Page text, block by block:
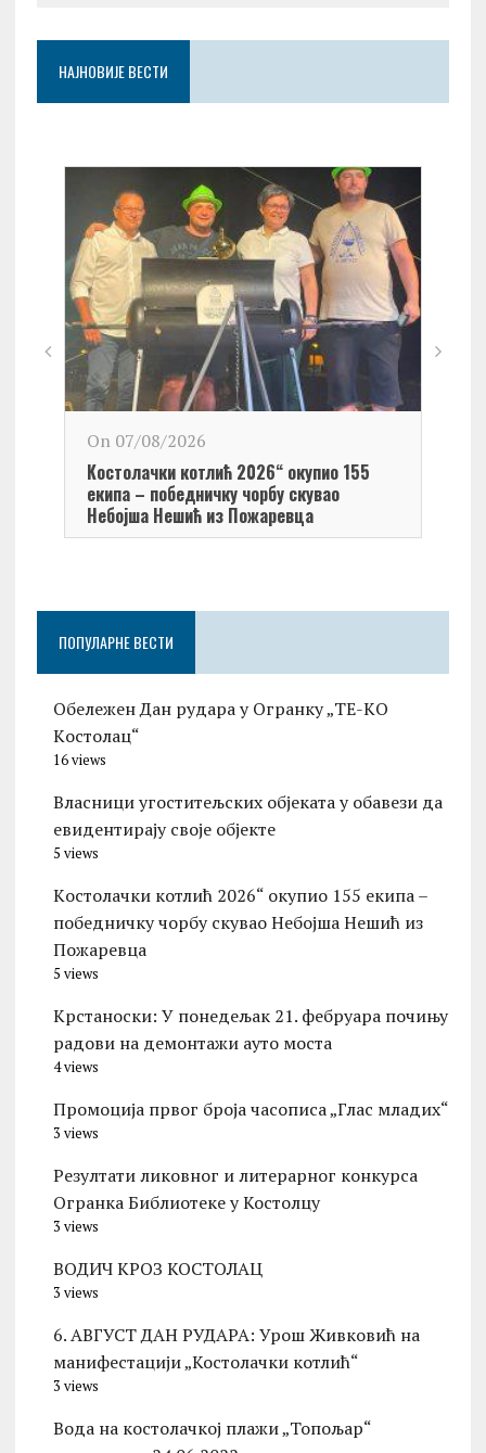
НАЈНОВИЈЕ ВЕСТИ
On 07/08/2026
Kостолачки котлић 2026“ окупио 155
екипа – победничку чорбу скувао
Небојша Нешић из Пожаревца
ПОПУЛАРНЕ ВЕСТИ
Обележен Дан рудара у Огранку „ТЕ-KО
Kостолац“
16 views
Власници угоститељских објеката у обавези да
евидентирају своје објекте
5 views
Kостолачки котлић 2026“ окупио 155 екипа –
победничку чорбу скувао Небојша Нешић из
Пожаревца
5 views
Kрстаноски: У понедељак 21. фебруара почињу
радови на демонтажи ауто моста
4 views
Промоција првог броја часописа „Глас младих“
3 views
Резултати ликовног и литерарног конкурса
Огранка Библиотеке у Костолцу
3 views
ВОДИЧ КРОЗ КОСТОЛАЦ
3 views
6. АВГУСТ ДАН РУДАРА: Урош Живковић на
манифестацији „Костолачки котлић“
3 views
Вода на костолачкој плажи „Топољар“